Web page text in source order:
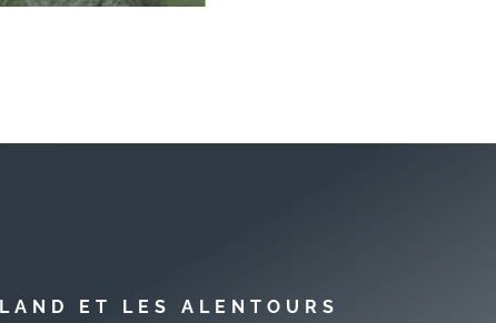
ET LES ALENTOURS